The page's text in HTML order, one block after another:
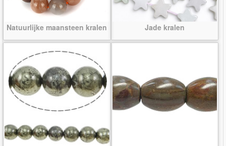
Natuurlijke maansteen kralen Jade kralen